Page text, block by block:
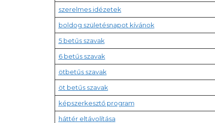
szerelmes idézetek
boldog születésnapot kívánok
5 betűs szavak
6 betűs szavak
ötbetűs szavak
öt betűs szavak
képszerkesztő program
háttér eltávolítása